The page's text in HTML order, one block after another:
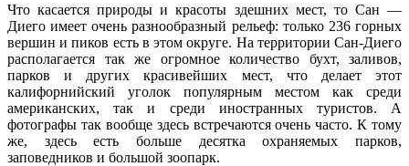
Что касается природы и красоты здешних мест, то Сан —
Диего имеет очень разнообразный рельеф: только 236 горных
вершин и пиков есть в этом округе. На территории Сан-Диего
располагается так же огромное количество бухт, заливов,
парков и других красивейших мест, что делает этот
калифорнийский уголок популярным местом как среди
американских, так и среди иностранных туристов. А
фотографы так вообще здесь встречаются очень часто. К тому
же, здесь есть больше десятка охраняемых парков,
заповедников и большой зоопарк.